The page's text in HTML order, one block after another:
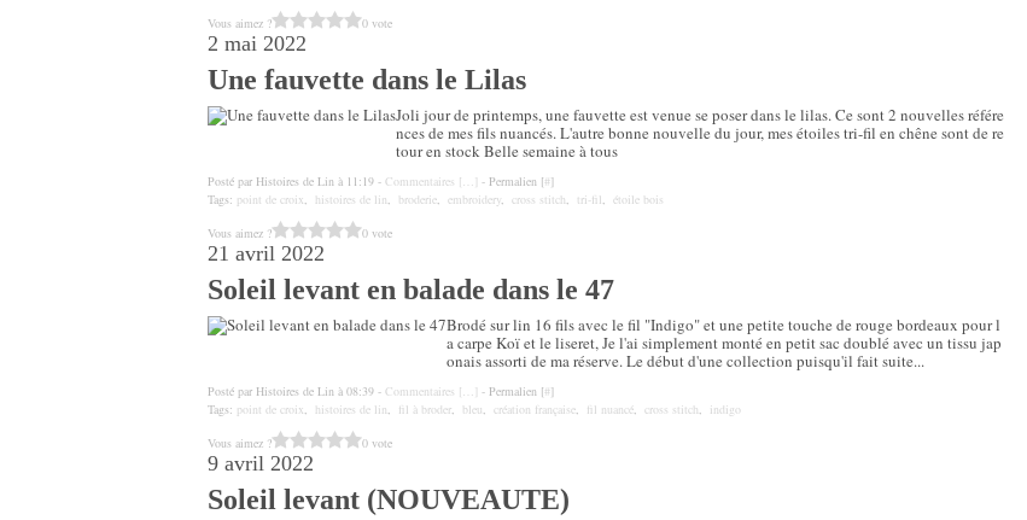
Vous aimez ?
0 vote
2 mai 2022
Une fauvette dans le Lilas
Joli jour de printemps, une fauvette est venue se poser dans le lilas. Ce sont 2 nouvelles référe
nces de mes fils nuancés. L'autre bonne nouvelle du jour, mes étoiles tri-fil en chêne sont de re
tour en stock Belle semaine à tous
Posté par Histoires de Lin à 11:19 - Commentaires [… - Permalien [#]
Tags: point de croix, histoires de lin, broderie, embroidery, cross stitch, tri-fil, étoile bois
Vous aimez ?
0 vote
21 avril 2022
Soleil levant en balade dans le 47
Brodé sur lin 16 fils avec le fil "Indigo" et une petite touche de rouge bordeaux pour l
a carpe Koï et le liseret, Je l'ai simplement monté en petit sac doublé avec un tissu jap
onais assorti de ma réserve. Le début d'une collection puisqu'il fait suite...
Posté par Histoires de Lin à 08:39 - Commentaires [… - Permalien [#]
Tags: point de croix, histoires de lin, fil à broder, bleu, création française, fil nuancé, cross stitch, indigo
Vous aimez ?
0 vote
9 avril 2022
Soleil levant (NOUVEAUTE)